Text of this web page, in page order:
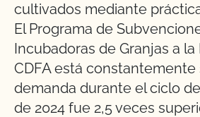
cultivados mediante
El Programa de
Incubadoras de Granjas a la
CDFA está constantemente
demanda durante el ciclo
de 2024 fue 2,5 veces